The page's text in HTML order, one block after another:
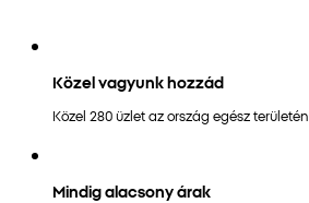
Közel vagyunk hozzád
Közel 280 üzlet az ország egész területén.
Mindig alacsony árak